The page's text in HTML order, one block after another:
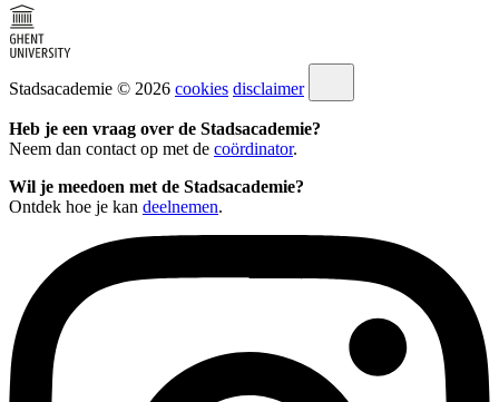
Stadsacademie © 2026 cookies disclaimer
Heb je een vraag over de Stadsacademie?
Neem dan contact op met de coördinator.
Wil je meedoen met de Stadsacademie?
Ontdek hoe je kan deelnemen.